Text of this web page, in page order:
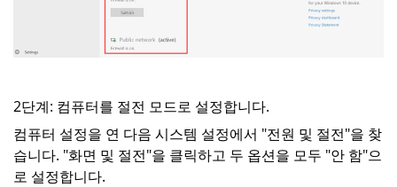
2단계: 컴퓨터를 절전 모드로 설정합니다.
컴퓨터 설정을 연 다음 시스템 설정에서 "전원 및 절전"을 찾
습니다. "화면 및 절전"을 클릭하고 두 옵션을 모두 "안 함"으
로 설정합니다.